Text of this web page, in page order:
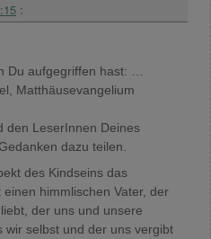
:
Du aufgegriffen hast: …
Matthäusevangelium
den LeserInnen Deines
dazu teilen.
des Kindseins das
himmlischen Vater, der
der uns und unsere
wir selbst und der uns vergibt